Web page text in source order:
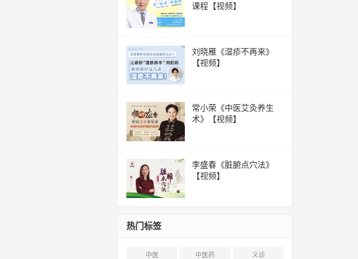
课程【视频】
刘晓雁《湿疹不再来》
【视频】
常小荣《中医艾灸养生
术》【视频】
李盛春《脏腑点穴法》
【视频】
热门标签
中医 中医药 义诊